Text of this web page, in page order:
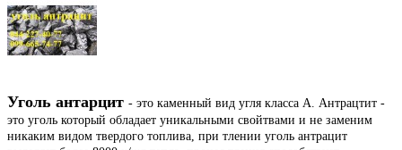
Уголь антарцит - это каменный вид угля класса А. Антрацтит -
это уголь который обладает уникальными свойтвами и не заменим
никаким видом твердого топлива, при тлении уголь антрацит